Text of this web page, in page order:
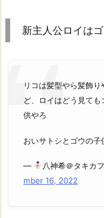
新主人公ロイは
リコは髪型やら髪飾
ど、ロイはどう見て
供やろ
おいサトシとゴウの
— 八神希＠タキカ
mber 16, 2022